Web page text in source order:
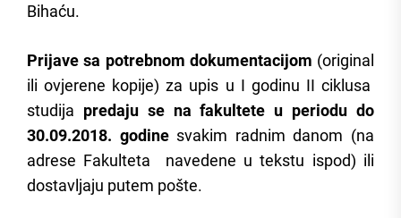
Bihaću.
Prijave sa potrebnom dokumentacijom (original
ili ovjerene kopije) za upis u I godinu II ciklusa
studija predaju se na fakultete u periodu do
30.09.2018. godine svakim radnim danom (na
adrese Fakulteta navedene u tekstu ispod) ili
dostavljaju putem pošte.